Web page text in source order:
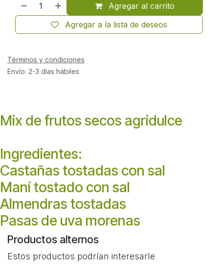
Agregar al carrito
Agregar a la lista de deseos
Términos y condiciones
Envío: 2-3 días hábiles
Mix de frutos secos agridulce
Ingredientes:
Castañas tostadas con sal
Maní tostado con sal
Almendras tostadas
Pasas de uva morenas
Productos alternos
Estos productos podrían interesarle